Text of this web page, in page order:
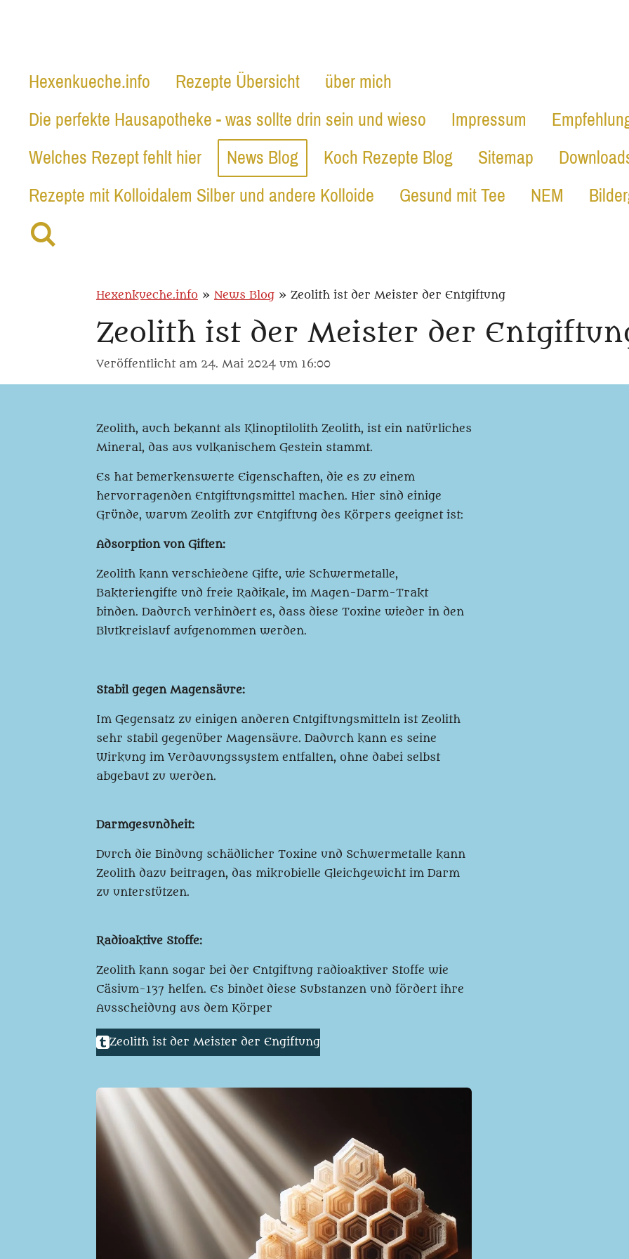
Hexenkueche.info Rezepte Übersicht
über mich
Die perfekte Hausapotheke - was sollte drin sein und wieso
Impressum
Welches Rezept fehlt hier
News Blog Koch Rezepte Blog Sitemap
Rezepte mit Kolloidalem Silber und andere Kolloide
Gesund mit Tee NEM
Hexenkueche.info » News Blog » Zeolith ist der Meister der Entgiftung
Zeolith ist der Meister der
Veröffentlicht am 24. Mai 2024 um 16:00
Zeolith, auch bekannt als Klinoptilolith Zeolith, ist ein natürliches
Mineral, das aus vulkanischem Gestein stammt.
Es hat bemerkenswerte Eigenschaften, die es zu einem
hervorragenden Entgiftungsmittel machen. Hier sind einige
Gründe, warum Zeolith zur Entgiftung des Körpers geeignet ist:
Adsorption von Giften:
Zeolith kann verschiedene Gifte, wie Schwermetalle,
Bakteriengifte und freie Radikale, im Magen-Darm-Trakt
binden. Dadurch verhindert es, dass diese Toxine wieder in den
Blutkreislauf aufgenommen werden.
Stabil gegen Magensäure:
Im Gegensatz zu einigen anderen Entgiftungsmitteln ist Zeolith
sehr stabil gegenüber Magensäure. Dadurch kann es seine
Wirkung im Verdauungssystem entfalten, ohne dabei selbst
abgebaut zu werden.
Darmgesundheit:
Durch die Bindung schädlicher Toxine und Schwermetalle kann
Zeolith dazu beitragen, das mikrobielle Gleichgewicht im Darm
zu unterstützen.
Radioaktive Stoffe:
Zeolith kann sogar bei der Entgiftung radioaktiver Stoffe wie
Cäsium-137 helfen. Es bindet diese Substanzen und fördert ihre
Ausscheidung aus dem Körper
Zeolith ist der Meister der Engiftung